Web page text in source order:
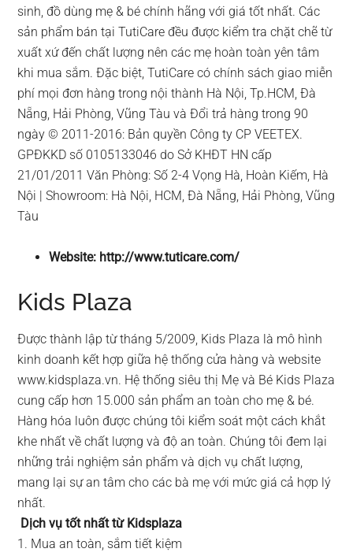
sinh, đồ dùng mẹ & bé chính hãng với giá tốt nhất. Các
sản phẩm bán tại TutiCare đều được kiểm tra chặt chẽ từ
xuất xứ đến chất lượng nên các mẹ hoàn toàn yên tâm
khi mua sắm. Đặc biệt, TutiCare có chính sách giao miễn
phí mọi đơn hàng trong nội thành Hà Nội, Tp.HCM, Đà
Nẵng, Hải Phòng, Vũng Tàu và Đổi trả hàng trong 90
ngày © 2011-2016: Bản quyền Công ty CP VEETEX.
GPĐKKD số 0105133046 do Sở KHĐT HN cấp
21/01/2011 Văn Phòng: Số 2-4 Vọng Hà, Hoàn Kiếm, Hà
Nội | Showroom: Hà Nội, HCM, Đà Nẵng, Hải Phòng, Vũng
Tàu
Website: http://www.tuticare.com/
Kids Plaza
Được thành lập từ tháng 5/2009, Kids Plaza là mô hình
kinh doanh kết hợp giữa hệ thống cửa hàng và website
www.kidsplaza.vn. Hệ thống siêu thị Mẹ và Bé Kids Plaza
cung cấp hơn 15.000 sản phẩm an toàn cho mẹ & bé.
Hàng hóa luôn được chúng tôi kiểm soát một cách khắt
khe nhất về chất lượng và độ an toàn. Chúng tôi đem lại
những trải nghiệm sản phẩm và dịch vụ chất lượng,
mang lại sự an tâm cho các bà mẹ với mức giá cả hợp lý
nhất.
Dịch vụ tốt nhất từ Kidsplaza
1. Mua an toàn, sắm tiết kiệm